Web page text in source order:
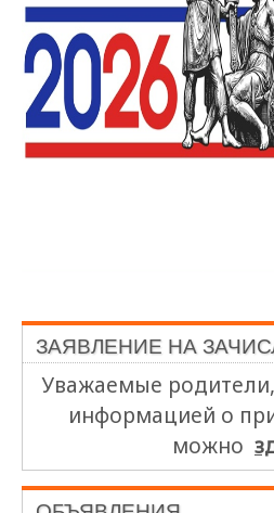
ЗАЯВЛЕНИЕ НА
Уважаемые
информацией о
можно